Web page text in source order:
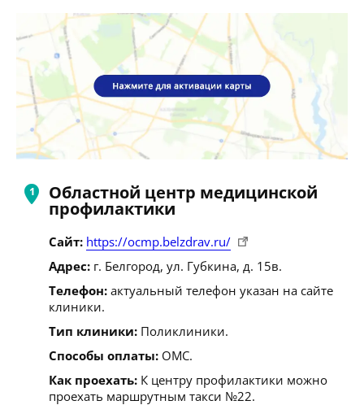
Областной центр медицинской
профилактики
Сайт: https://ocmp.belzdrav.ru/
Адрес: г. Белгород, ул. Губкина, д. 15в.
Телефон: актуальный телефон указан на сайте
клиники.
Тип клиники: Поликлиники.
Способы оплаты: ОМС.
Как проехать: К центру профилактики можно
проехать маршрутным такси №22.